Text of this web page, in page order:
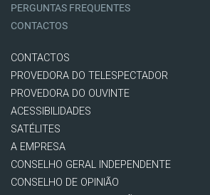
PERGUNTAS FREQUENTES
CONTACTOS
CONTACTOS
PROVEDORA DO TELESPECTADOR
PROVEDORA DO OUVINTE
ACESSIBILIDADES
SATÉLITES
A EMPRESA
CONSELHO GERAL INDEPENDENTE
CONSELHO DE OPINIÃO